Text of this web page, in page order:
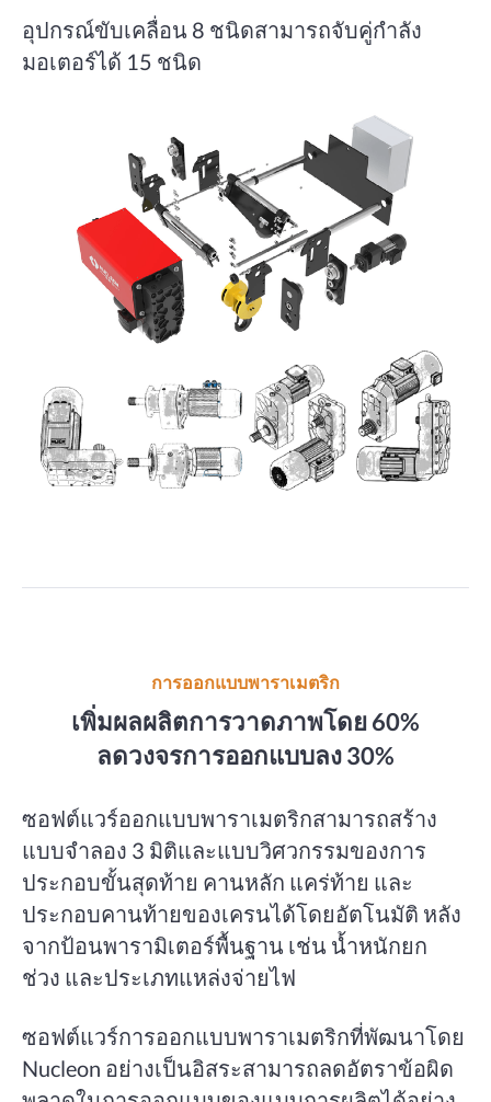
อุปกรณ์ขับเคลื่อน 8 ชนิดสามารถจับคู่กำลัง
มอเตอร์ได้ 15 ชนิด
การออกแบบพาราเมตริก
เพิ่มผลผลิตการวาดภาพโดย 60%
ลดวงจรการออกแบบลง 30%
ซอฟต์แวร์ออกแบบพาราเมตริกสามารถสร้าง
แบบจำลอง 3 มิติและแบบวิศวกรรมของการ
ประกอบขั้นสุดท้าย คานหลัก แคร่ท้าย และ
ประกอบคานท้ายของเครนได้โดยอัตโนมัติ หลัง
จากป้อนพารามิเตอร์พื้นฐาน เช่น น้ำหนักยก
ช่วง และประเภทแหล่งจ่ายไฟ
ซอฟต์แวร์การออกแบบพาราเมตริกที่พัฒนาโดย
Nucleon อย่างเป็นอิสระสามารถลดอัตราข้อผิด